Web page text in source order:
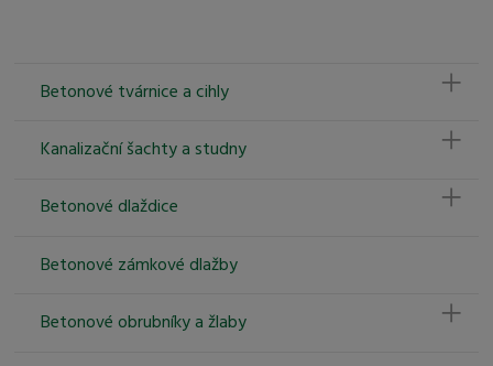
Betonové tvárnice a cihly
Kanalizační šachty a studny
Betonové dlaždice
Betonové zámkové dlažby
Betonové obrubníky a žlaby